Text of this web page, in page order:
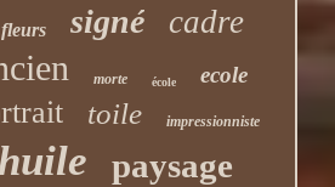
fleurs signé cadre
morte école
ecole
toile impressionniste
huile paysage